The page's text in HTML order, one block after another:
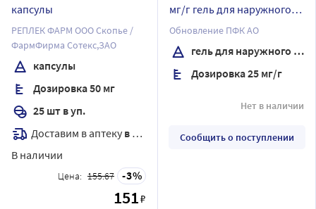
капсулы
РЕПЛЕК ФАРМ ООО Скопье /
ФармФирма Сотекс,ЗАО
капсулы
Дозировка 50 мг
25 шт в уп.
Доставим в аптеку в течение 7 дней
В наличии
Цена: 155.67 3
151₽
мг/г гель для наружного
применения 50 гр
Обновление ПФК АО
гель для наружного применения
Дозировка 25 мг/г
Нет в наличии
Сообщить о поступлении